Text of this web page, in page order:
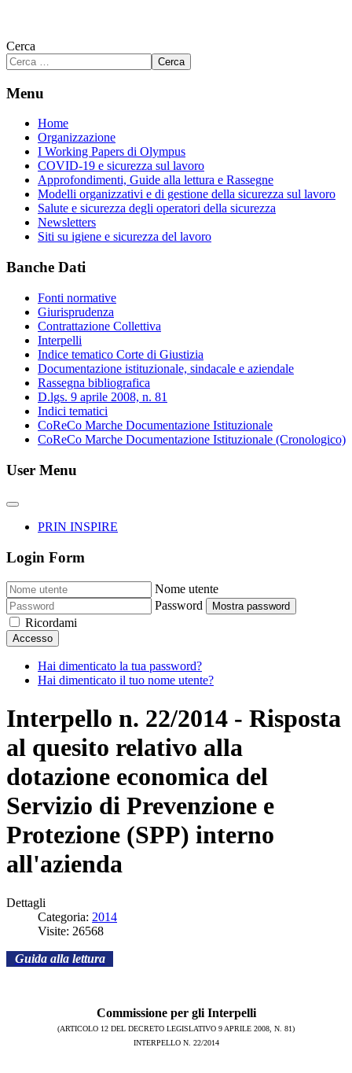
Cerca
Cerca
Menu
Home
Organizzazione
I Working Papers di Olympus
COVID-19 e sicurezza sul lavoro
Approfondimenti, Guide alla lettura e Rassegne
Modelli organizzativi e di gestione della sicurezza sul lavoro
Salute e sicurezza degli operatori della sicurezza
Newsletters
Siti su igiene e sicurezza del lavoro
Banche Dati
Fonti normative
Giurisprudenza
Contrattazione Collettiva
Interpelli
Indice tematico Corte di Giustizia
Documentazione istituzionale, sindacale e aziendale
Rassegna bibliografica
D.lgs. 9 aprile 2008, n. 81
Indici tematici
CoReCo Marche Documentazione Istituzionale
CoReCo Marche Documentazione Istituzionale (Cronologico)
User Menu
PRIN INSPIRE
Login Form
Nome utente
Password
Mostra password
Ricordami
Accesso
Hai dimenticato la tua password?
Hai dimenticato il tuo nome utente?
Interpello n. 22/2014 - Risposta
al quesito relativo alla
dotazione economica del
Servizio di Prevenzione e
Protezione (SPP) interno
all'azienda
Dettagli
Categoria: 2014
Visite: 26568
Guida alla lettura
Commissione per gli Interpelli
(ARTICOLO 12 DEL DECRETO LEGISLATIVO 9 APRILE 2008, N. 81)
INTERPELLO N. 22/2014